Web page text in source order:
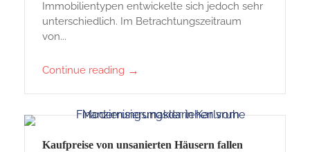
Immobilientypen entwickelte sich jedoch sehr
unterschiedlich. Im Betrachtungszeitraum
von...
Continue reading →
Kaufpreise von unsanierten Häusern fallen